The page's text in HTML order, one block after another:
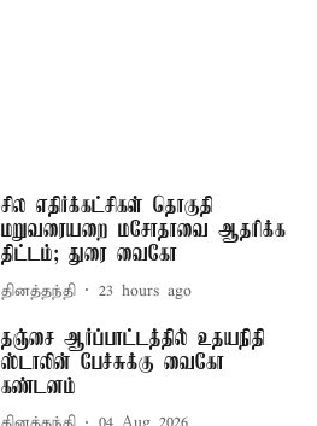
சில எதிர்க்கட்சிகள் தொகுதி
மறுவரையறை மசோதாவை ஆதரிக்க
திட்டம்; துரை வைகோ
தினத்தந்தி 23 hours ago
தஞ்சை ஆர்ப்பாட்டத்தில் உதயநிதி
ஸ்டாலின் பேச்சுக்கு வைகோ
கண்டனம்